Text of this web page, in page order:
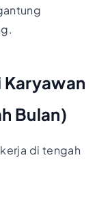
Karyawan
Bulan)
di tengah